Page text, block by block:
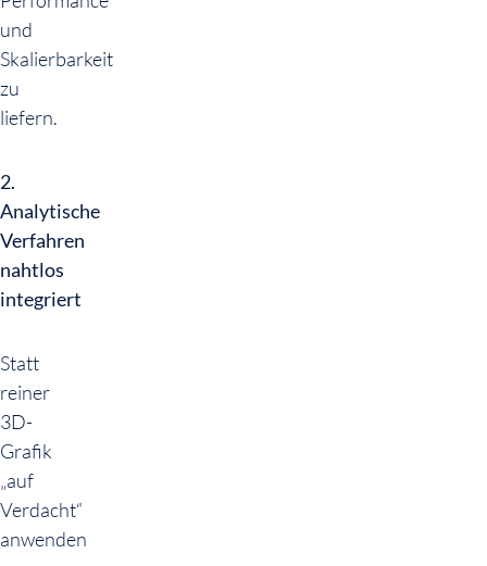
und
Skalierbarkeit
zu
liefern.
2.
Analytische
Verfahren
nahtlos
integriert
Statt
reiner
3D-
Grafik
„auf
Verdacht“
anwenden